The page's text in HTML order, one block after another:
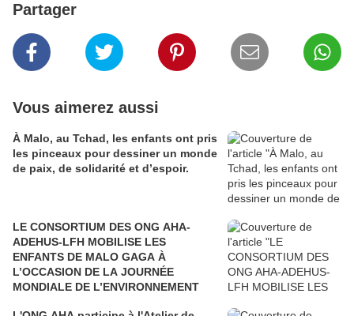
Partager
Vous aimerez aussi
À Malo, au Tchad, les enfants ont pris
les pinceaux pour dessiner un monde
de paix, de solidarité et d’espoir.
LE CONSORTIUM DES ONG AHA-
ADEHUS-LFH MOBILISE LES
ENFANTS DE MALO GAGA À
L’OCCASION DE LA JOURNÉE
MONDIALE DE L’ENVIRONNEMENT